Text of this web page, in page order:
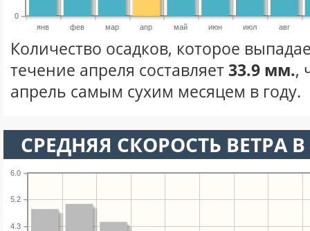
янв фев мар апр май июн июл авг
0
Количество осадков, которое
течение апреля составляет33.9 мм.,
апрель самым сухим месяцем в году.
СРЕДНЯЯ СКОРОСТЬ ВЕТРА
4.3
5.2
6.0